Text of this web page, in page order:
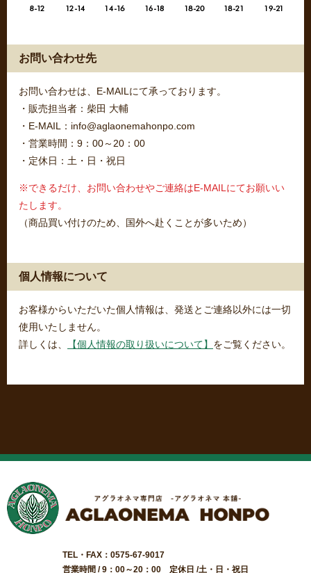
お問い合わせ先
お問い合わせは、E-MAILにて承っております。
・販売担当者：柴田 大輔
・E-MAIL：info@aglaonemahonpo.com
・営業時間：9：00～20：00
・定休日：土・日・祝日
※できるだけ、お問い合わせやご連絡はE-MAILにてお願いい
たします。
（商品買い付けのため、国外へ赴くことが多いため）
個人情報について
お客様からいただいた個人情報は、発送とご連絡以外には一切
使用いたしません。
詳しくは、
【個人情報の取り扱いについて】 をご覧ください。
TEL・FAX：0575-67-9017
営業時間 / 9：00～20：00 定休日 /土・日・祝日